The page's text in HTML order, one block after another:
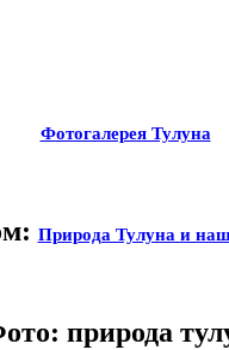
Фотогалерея Тулуна
Природа Тулуна и
природа